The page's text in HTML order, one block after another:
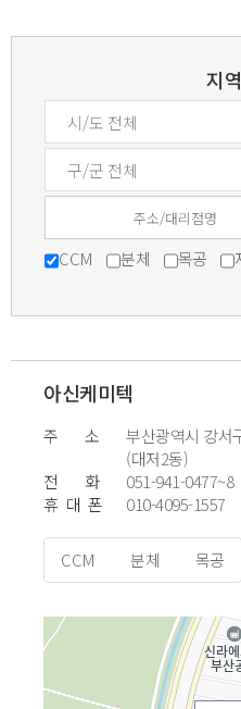
지
CCM 분체 목공
아신케미텍
주 소
부산광역시 강서
(대저2동)
전 화
051-941-0477~8
휴 대 폰
010-4095-1557
CCM 분체 목공